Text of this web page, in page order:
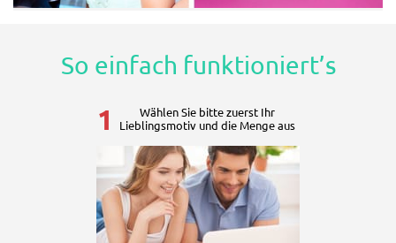
So einfach funktioniert’s
1
Wählen Sie bitte zuerst Ihr
Lieblingsmotiv und die Menge aus